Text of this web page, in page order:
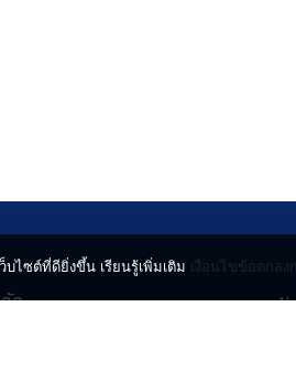
ด
ไซต์ที่ดียิ่งขึ้น เรียนรู้เพิ่มเติม เงื่อนไขข้อตกลง